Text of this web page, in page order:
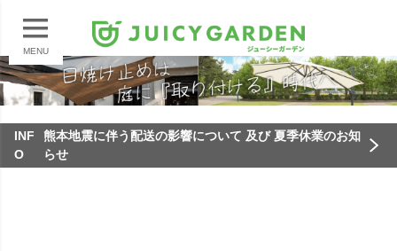
MENU
INF
O
熊本地震に伴う配送の影響について 及び 夏季休業のお知
らせ